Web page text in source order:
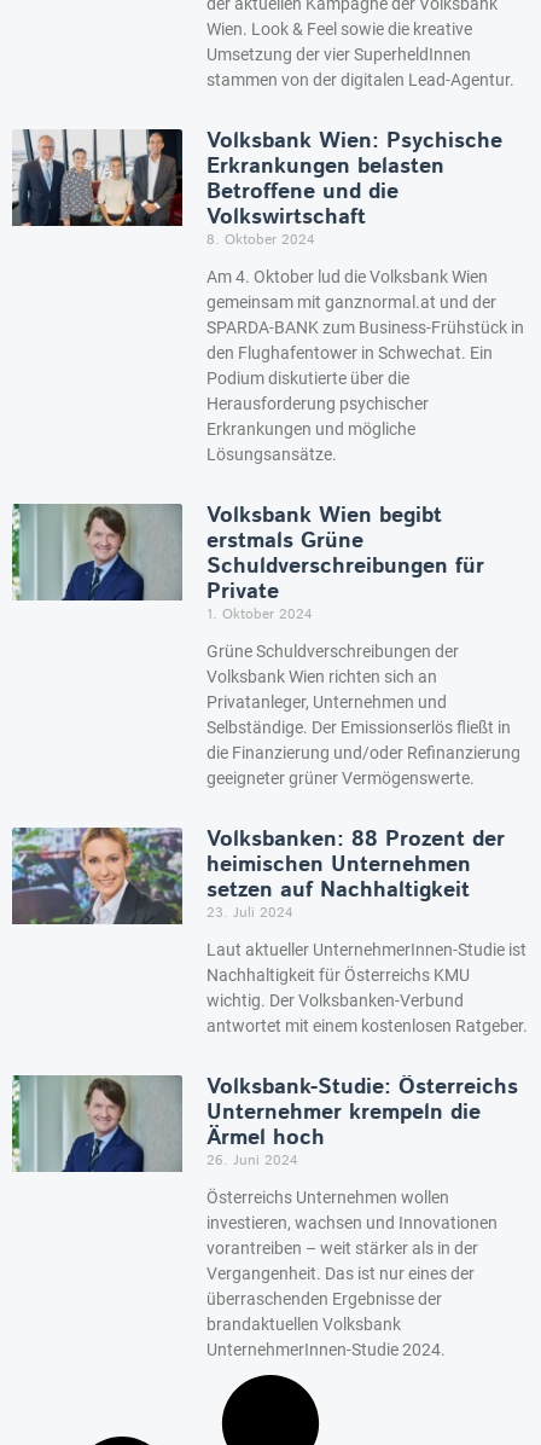
Wien. Look & Feel sowie die kreative
Umsetzung der vier SuperheldInnen
stammen von der digitalen Lead-Agentur.
Volksbank Wien: Psychische
Erkrankungen belasten
Betroffene und die
Volkswirtschaft
8. Oktober 2024
Am 4. Oktober lud die Volksbank Wien
gemeinsam mit ganznormal.at und der
SPARDA-BANK zum Business-Frühstück in
den Flughafentower in Schwechat. Ein
Podium diskutierte über die
Herausforderung psychischer
Erkrankungen und mögliche
Lösungsansätze.
Volksbank Wien begibt
erstmals Grüne
Schuldverschreibungen für
Private
1. Oktober 2024
Grüne Schuldverschreibungen der
Volksbank Wien richten sich an
Privatanleger, Unternehmen und
Selbständige. Der Emissionserlös fließt in
die Finanzierung und/oder Refinanzierung
geeigneter grüner Vermögenswerte.
Volksbanken: 88 Prozent der
heimischen Unternehmen
setzen auf Nachhaltigkeit
23. Juli 2024
Laut aktueller UnternehmerInnen-Studie ist
Nachhaltigkeit für Österreichs KMU
wichtig. Der Volksbanken-Verbund
antwortet mit einem kostenlosen Ratgeber.
Volksbank-Studie: Österreichs
Unternehmer krempeln die
Ärmel hoch
26. Juni 2024
Österreichs Unternehmen wollen
investieren, wachsen und Innovationen
vorantreiben – weit stärker als in der
Vergangenheit. Das ist nur eines der
überraschenden Ergebnisse der
brandaktuellen Volksbank
UnternehmerInnen-Studie 2024.